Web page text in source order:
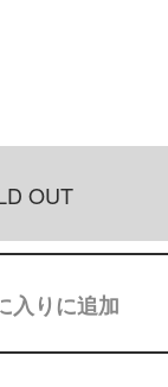
OUT
入りに追加